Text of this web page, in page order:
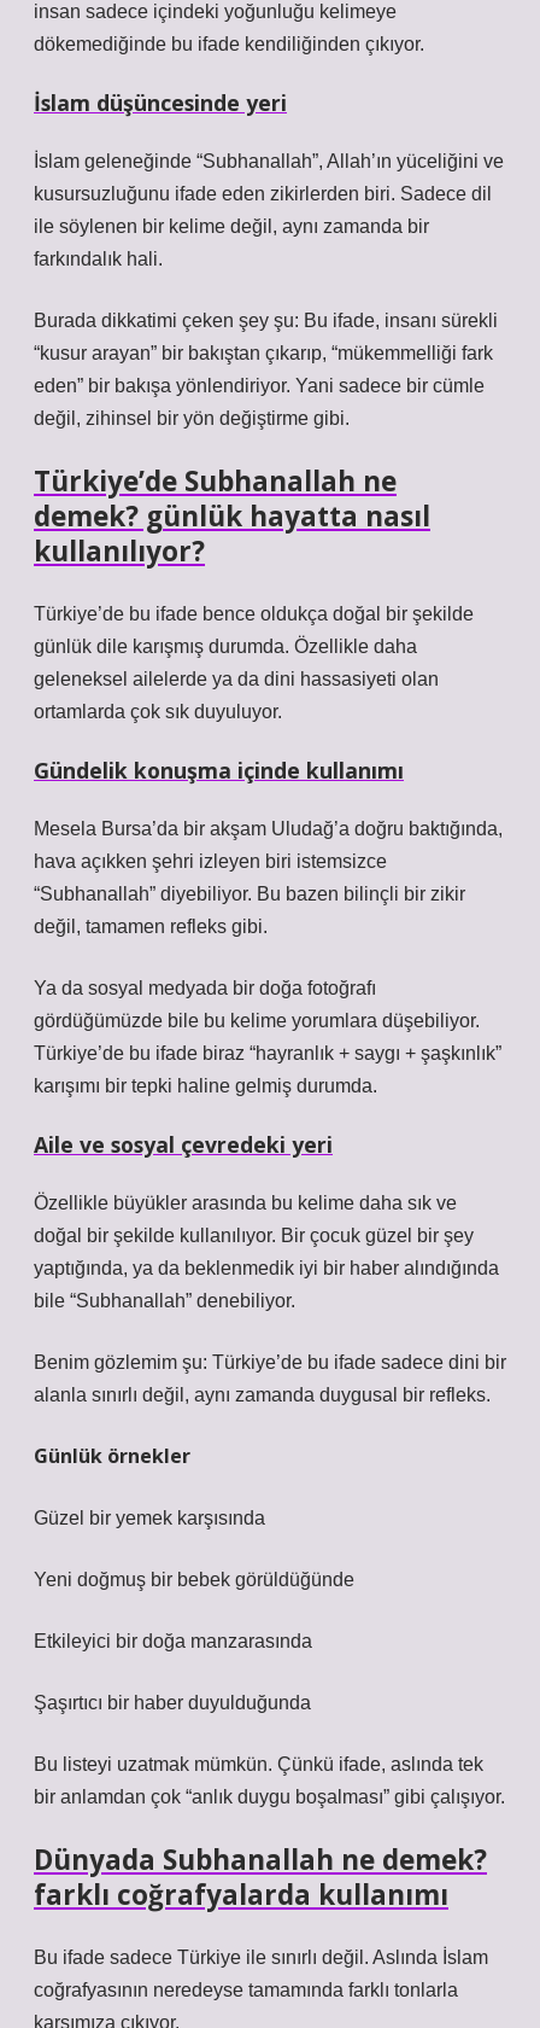
insan sadece içindeki yoğunluğu kelimeye
dökemediğinde bu ifade kendiliğinden çıkıyor.
İslam düşüncesinde yeri
İslam geleneğinde “Subhanallah”, Allah’ın yüceliğini ve
kusursuzluğunu ifade eden zikirlerden biri. Sadece dil
ile söylenen bir kelime değil, aynı zamanda bir
farkındalık hali.
Burada dikkatimi çeken şey şu: Bu ifade, insanı sürekli
“kusur arayan” bir bakıştan çıkarıp, “mükemmelliği fark
eden” bir bakışa yönlendiriyor. Yani sadece bir cümle
değil, zihinsel bir yön değiştirme gibi.
Türkiye’de Subhanallah ne
demek? günlük hayatta nasıl
kullanılıyor?
Türkiye’de bu ifade bence oldukça doğal bir şekilde
günlük dile karışmış durumda. Özellikle daha
geleneksel ailelerde ya da dini hassasiyeti olan
ortamlarda çok sık duyuluyor.
Gündelik konuşma içinde kullanımı
Mesela Bursa’da bir akşam Uludağ’a doğru baktığında,
hava açıkken şehri izleyen biri istemsizce
“Subhanallah” diyebiliyor. Bu bazen bilinçli bir zikir
değil, tamamen refleks gibi.
Ya da sosyal medyada bir doğa fotoğrafı
gördüğümüzde bile bu kelime yorumlara düşebiliyor.
Türkiye’de bu ifade biraz “hayranlık + saygı + şaşkınlık”
karışımı bir tepki haline gelmiş durumda.
Aile ve sosyal çevredeki yeri
Özellikle büyükler arasında bu kelime daha sık ve
doğal bir şekilde kullanılıyor. Bir çocuk güzel bir şey
yaptığında, ya da beklenmedik iyi bir haber alındığında
bile “Subhanallah” denebiliyor.
Benim gözlemim şu: Türkiye’de bu ifade sadece dini bir
alanla sınırlı değil, aynı zamanda duygusal bir refleks.
Günlük örnekler
Güzel bir yemek karşısında
Yeni doğmuş bir bebek görüldüğünde
Etkileyici bir doğa manzarasında
Şaşırtıcı bir haber duyulduğunda
Bu listeyi uzatmak mümkün. Çünkü ifade, aslında tek
bir anlamdan çok “anlık duygu boşalması” gibi çalışıyor.
Dünyada Subhanallah ne demek?
farklı coğrafyalarda kullanımı
Bu ifade sadece Türkiye ile sınırlı değil. Aslında İslam
coğrafyasının neredeyse tamamında farklı tonlarla
karşımıza çıkıyor.